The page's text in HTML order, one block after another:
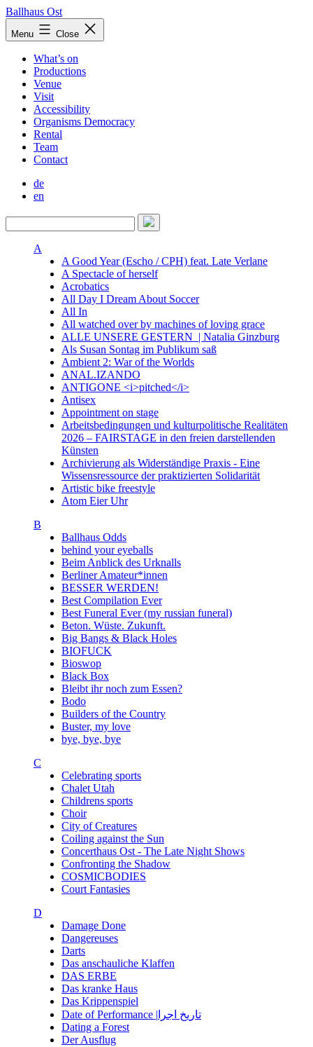
Skip
to
content
Ballhaus Ost
Ballhaus
Ost
Menu Close
What’s on
Productions
Venue
Visit
Accessibility
Organisms Democracy
Rental
Team
Contact
de
en
A
A Good Year (Escho / CPH) feat. Late Verlane
A Spectacle of herself
Acrobatics
All Day I Dream About Soccer
All In
All watched over by machines of loving grace
ALLE UNSERE GESTERN | Natalia Ginzburg
Als Susan Sontag im Publikum saß
Ambient 2: War of the Worlds
ANAL.IZANDO
ANTIGONE <i>pitched</i>
Antisex
Appointment on stage
Arbeitsbedingungen und kulturpolitische Realitäten
2026 – FAIRSTAGE in den freien darstellenden
Künsten
Archivierung als Widerständige Praxis - Eine
Wissensressource der praktizierten Solidarität
Artistic bike freestyle
Atom Eier Uhr
B
Ballhaus Odds
behind your eyeballs
Beim Anblick des Urknalls
Berliner Amateur*innen
BESSER WERDEN!
Best Compilation Ever
Best Funeral Ever (my russian funeral)
Beton. Wüste. Zukunft.
Big Bangs & Black Holes
BIOFUCK
Bioswop
Black Box
Bleibt ihr noch zum Essen?
Bodo
Builders of the Country
Buster, my love
bye, bye, bye
C
Celebrating sports
Chalet Utah
Childrens sports
Choir
City of Creatures
Coiling against the Sun
Concerthaus Ost - The Late Night Shows
Confronting the Shadow
COSMICBODIES
Court Fantasies
D
Damage Done
Dangereuses
Darts
Das anschauliche Klaffen
DAS ERBE
Das kranke Haus
Das Krippenspiel
Date of Performance |تاریخ اجرا
Dating a Forest
Der Ausflug